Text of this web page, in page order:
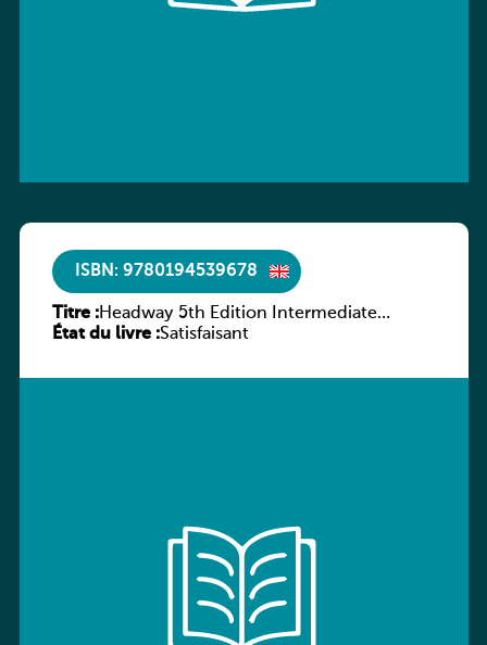
ISBN: 9780194539678
Titre :Headway 5th Edition Intermediate
Workbook without key
État du livre :Satisfaisant